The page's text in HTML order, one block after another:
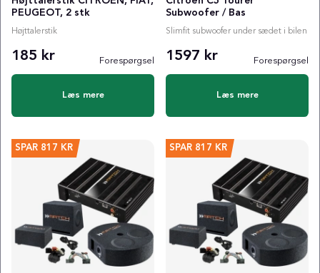
PEUGEOT, 2 stk
Højttalerstik
185 kr Forespørgsel
Læs mere
Subwoofer / Bas
Slimfit subwoofer under sædet i bilen
1597 kr Forespørgsel
Læs mere
SPAR 817 KR SPAR 817 KR